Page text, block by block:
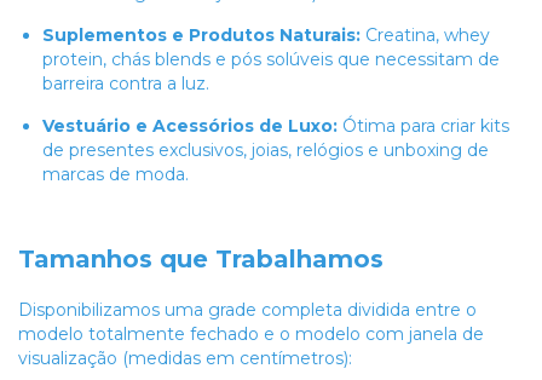
Suplementos e Produtos Naturais: Creatina, whey
protein, chás blends e pós solúveis que necessitam de
barreira contra a luz.
Vestuário e Acessórios de Luxo: Ótima para criar kits
de presentes exclusivos, joias, relógios e unboxing de
marcas de moda.
Tamanhos que Trabalhamos
Disponibilizamos uma grade completa dividida entre o
modelo totalmente fechado e o modelo com janela de
visualização (medidas em centímetros):